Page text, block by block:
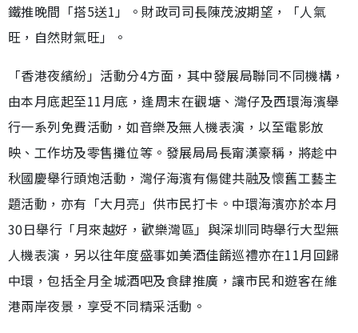
鐵推晚間「搭5送1」。財政司司長陳茂波期望，「人氣
旺，自然財氣旺」。
「香港夜繽紛」活動分4方面，其中發展局聯同不同機構，
由本月底起至11月底，逢周末在觀塘、灣仔及西環海濱舉
行一系列免費活動，如音樂及無人機表演，以至電影放
映、工作坊及零售攤位等。發展局局長甯漢豪稱，將趁中
秋國慶舉行頭炮活動，灣仔海濱有傷健共融及懷舊工藝主
題活動，亦有「大月亮」供市民打卡。中環海濱亦於本月
30日舉行「月來越好，歡樂灣區」與深圳同時舉行大型無
人機表演，另以往年度盛事如美酒佳餚巡禮亦在11月回歸
中環，包括全月全城酒吧及食肆推廣，讓市民和遊客在維
港兩岸夜景，享受不同精采活動。